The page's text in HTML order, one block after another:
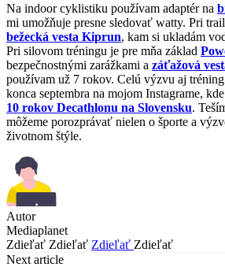
Na indoor cyklistiku používam adaptér na
mi umožňuje presne sledovať watty. Pri
bežecká vesta Kiprun, kam si ukladám
Pri silovom tréningu je pre mňa základ
bezpečnostnými zarážkami a záťažová
používam už 7 rokov. Celú výzvu aj
konca septembra na mojom Instagrame,
10 rokov Decathlonu na Slovensku.
môžeme porozprávať nielen o športe a
životnom štýle.
Autor
Mediaplanet
Zdieľať Zdieľať Zdieľať Zdieľať
Next article